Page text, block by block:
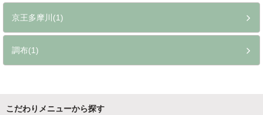
京王多摩川(1)
調布(1)
こだわりメニューから探す